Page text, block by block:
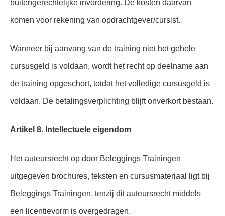
buitengerechtelijke invordering. De kosten daarvan
komen voor rekening van opdrachtgever/cursist.
Wanneer bij aanvang van de training niet het gehele
cursusgeld is voldaan, wordt het recht op deelname aan
de training opgeschort, totdat het volledige cursusgeld is
voldaan. De betalingsverplichting blijft onverkort bestaan.
Artikel 8. Intellectuele eigendom
Het auteursrecht op door Beleggings Trainingen
uitgegeven brochures, teksten en cursusmateriaal ligt bij
Beleggings Trainingen, tenzij dit auteursrecht middels
een licentievorm is overgedragen.